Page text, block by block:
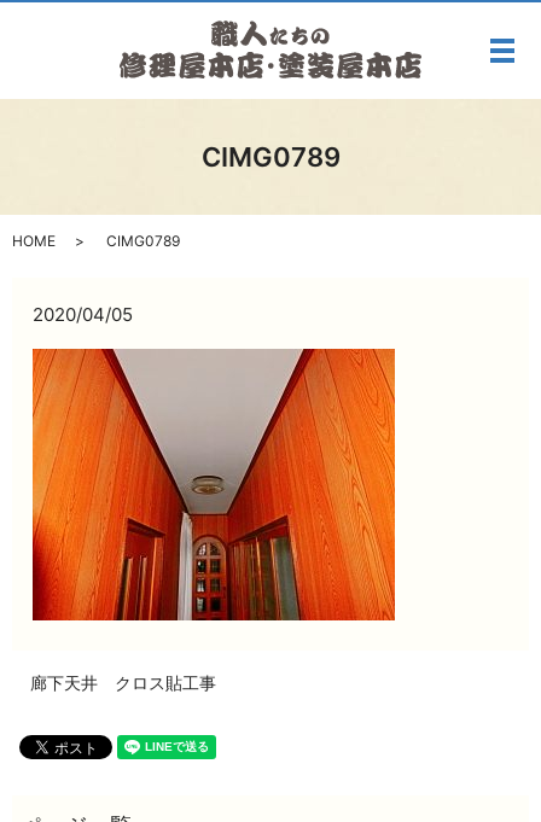
メ
CIMG0789
HOME CIMG0789
2020/04/05
廊下天井 クロス貼工事